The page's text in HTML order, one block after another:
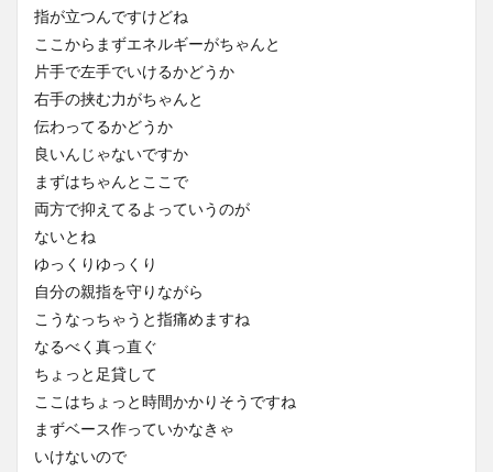
指が立つんですけどね
ここからまずエネルギーがちゃんと
片手で左手でいけるかどうか
右手の挟む力がちゃんと
伝わってるかどうか
良いんじゃないですか
まずはちゃんとここで
両方で抑えてるよっていうのが
ないとね
ゆっくりゆっくり
自分の親指を守りながら
こうなっちゃうと指痛めますね
なるべく真っ直ぐ
ちょっと足貸して
ここはちょっと時間かかりそうですね
まずベース作っていかなきゃ
いけないので